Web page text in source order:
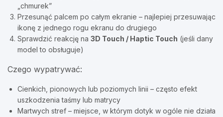
„chmurek”
Przesunąć palcem po całym ekranie – najlepiej przesuwając
ikonę z jednego rogu ekranu do drugiego
Sprawdzić reakcję na 3D Touch / Haptic Touch (jeśli dany
model to obsługuje)
Czego wypatrywać:
Cienkich, pionowych lub poziomych linii – często efekt
uszkodzenia taśmy lub matrycy
Martwych stref – miejsce, w którym dotyk w ogóle nie działa